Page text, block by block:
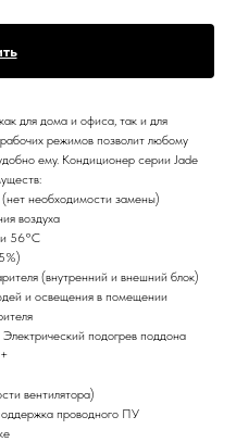
для дома и офиса, так и для
режимов позволит любому
ему. Кондиционер серии Jade
необходимости замены)
воздуха
56°С
(внутренний и внешний блок)
и освещения в помещении
подогрев поддона
вентилятора)
проводного ПУ